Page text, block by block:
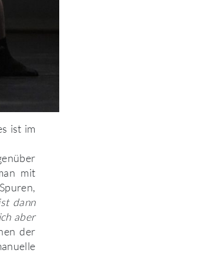
ist im
mit
dann
aber
der